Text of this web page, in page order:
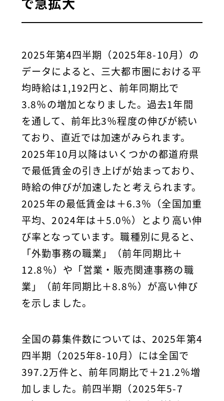
2025年第4四半期（2025年8-10月）の
データによると、三大都市圏における平
均時給は1,192円と、前年同期比で
3.8％の増加となりました。過去1年間
を通して、前年比3％程度の伸びが続い
ており、直近では加速がみられます。
2025年10月以降はいくつかの都道府県
で最低賃金の引き上げが始まっており、
時給の伸びが加速したと考えられます。
2025年の最低賃金は＋6.3％（全国加重
平均、2024年は＋5.0％）とより高い伸
び率となっています。職種別に見ると、
「外勤事務の職業」（前年同期比＋
12.8％）や「営業・販売関連事務の職
業」（前年同期比＋8.8％）が高い伸び
を示しました。
全国の募集件数については、2025年第4
四半期（2025年8-10月）には全国で
397.2万件と、前年同期比で＋21.2％増
加しました。前四半期（2025年5-7